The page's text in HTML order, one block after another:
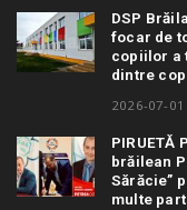
DSP
focar de
copiilor a
dintre
2026-07-01
PIRUETĂ
brăilean
Sărăcie”
multe